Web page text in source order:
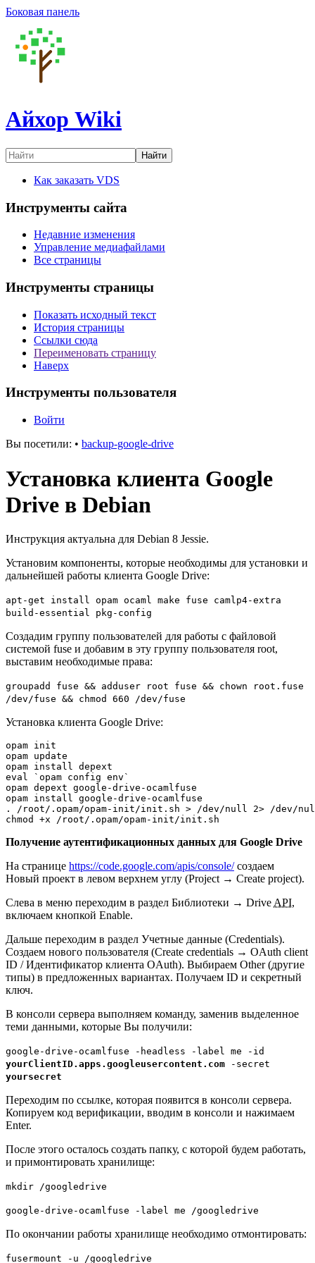
Боковая панель
Айхор Wiki
Найти
Как заказать VDS
Инструменты сайта
Недавние изменения
Управление медиафайлами
Все страницы
Инструменты страницы
Показать исходный текст
История страницы
Ссылки сюда
Переименовать страницу
Наверх
Инструменты пользователя
Войти
Вы посетили: • backup-google-drive
Установка клиента Google
Drive в Debian
Инструкция актуальна для Debian 8 Jessie.
Установим компоненты, которые необходимы для установки и
дальнейшей работы клиента Google Drive:
apt-get install opam ocaml make fuse camlp4-extra
build-essential pkg-config
Создадим группу пользователей для работы с файловой
системой fuse и добавим в эту группу пользователя root,
выставим необходимые права:
groupadd fuse && adduser root fuse && chown root.fuse
/dev/fuse && chmod 660 /dev/fuse
Установка клиента Google Drive:
opam init
opam update
opam install depext
eval `opam config env`
opam depext google-drive-ocamlfuse
opam install google-drive-ocamlfuse
. /root/.opam/opam-init/init.sh > /dev/null 2> /dev/
chmod +x /root/.opam/opam-init/init.sh
Получение аутентификационных данных для Google Drive
На странице https://code.google.com/apis/console/создаем
Новый проект в левом верхнем углу (Project → Create project).
Слева в меню переходим в раздел Библиотеки → Drive API,
включаем кнопкой Enable.
Дальше переходим в раздел Учетные данные (Credentials).
Создаем нового пользователя (Create credentials → OAuth client
ID / Идентификатор клиента OAuth). Выбираем Other (другие
типы) в предложенных вариантах. Получаем ID и секретный
ключ.
В консоли сервера выполняем команду, заменив выделенное
теми данными, которые Вы получили:
google-drive-ocamlfuse -headless -label me -id
yourClientID.apps.googleusercontent.com -secret
yoursecret
Переходим по ссылке, которая появится в консоли сервера.
Копируем код верификации, вводим в консоли и нажимаем
Enter.
После этого осталось создать папку, с которой будем работать,
и примонтировать хранилище:
mkdir /googledrive
google-drive-ocamlfuse -label me /googledrive
По окончании работы хранилище необходимо отмонтировать:
fusermount -u /googledrive